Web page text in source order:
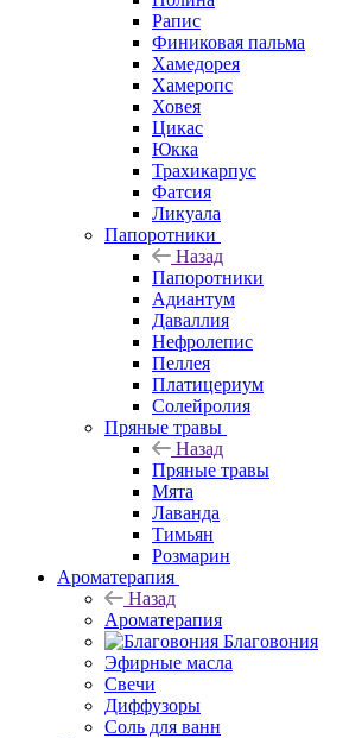
Рапис
Финиковая пальма
Хамедорея
Хамеропс
Ховея
Цикас
Юкка
Трахикарпус
Фатсия
Ликуала
Папоротники
Назад
Папоротники
Адиантум
Даваллия
Нефролепис
Пеллея
Платицериум
Солейролия
Пряные травы
Назад
Пряные травы
Мята
Лаванда
Тимьян
Розмарин
Ароматерапия
Назад
Ароматерапия
Благовония
Эфирные масла
Свечи
Диффузоры
Соль для ванн